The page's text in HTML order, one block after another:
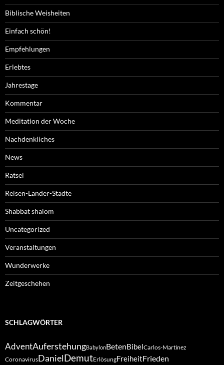
Biblische Weisheiten
Einfach schön!
Empfehlungen
Erlebtes
Jahrestage
Kommentar
Meditation der Woche
Nachdenkliches
News
Rätsel
Reisen-Länder-Städte
Shabbat shalom
Uncategorized
Veranstaltungen
Wunderwerke
Zeitgeschehen
SCHLAGWÖRTER
AdventAuferstehungBabylonBetenBibelCarlos-Martínez
CoronavirusDanielDemutErlösungFreiheitFrieden